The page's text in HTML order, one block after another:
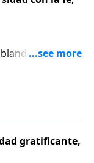
con una
en casa
al mercado
gratificante,